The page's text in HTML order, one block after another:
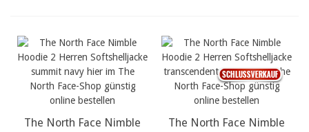
The North Face Nimble
The North Face Nimble